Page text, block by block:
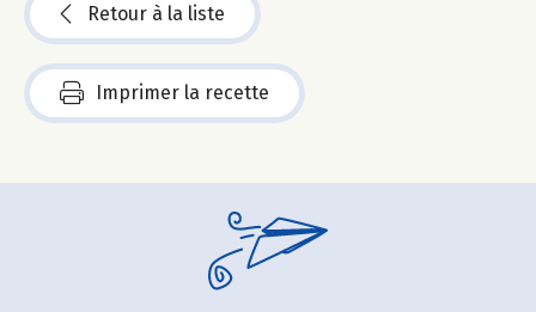
Retour à la liste
Imprimer la recette